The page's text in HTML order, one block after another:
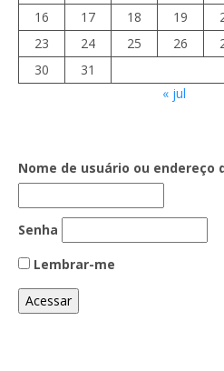
16
17 18 19
23
24 25 26
30
31
« jul
Nome de usuário ou endereço
Senha
Lembrar-me